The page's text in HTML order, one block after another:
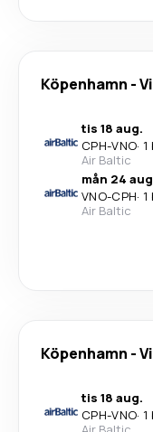
Köpenhamn -
tis 18 aug.
CPH-VNO·
Air Baltic
mån 24
VNO-CPH·
Air Baltic
Köpenhamn -
tis 18 aug.
CPH-VNO·